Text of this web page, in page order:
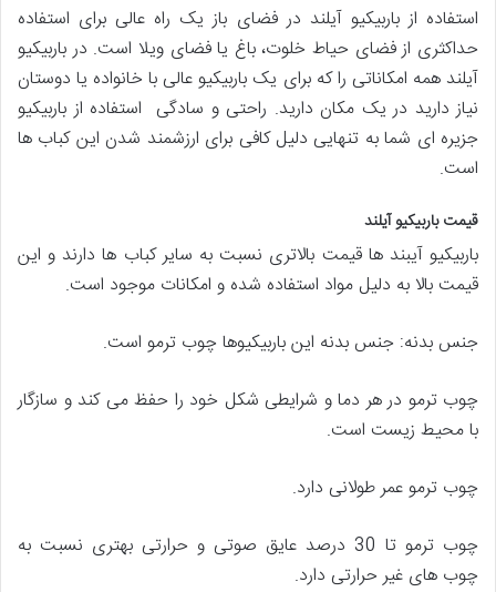
استفاده از باربیکیو آیلند در فضای باز یک راه عالی برای استفاده
حداکثری از فضای حیاط خلوت، باغ یا فضای ویلا است. در باربیکیو
آیلند همه امکاناتی را که برای یک باربیکیو عالی با خانواده یا دوستان
نیاز دارید در یک مکان دارید. راحتی و سادگی استفاده از باربیکیو
جزیره ای شما به تنهایی دلیل کافی برای ارزشمند شدن این کباب ها
است.
قیمت باربیکیو آیلند
باربیکیو آیبند ها قیمت بالاتری نسبت به سایر کباب ها دارند و این
قیمت بالا به دلیل مواد استفاده شده و امکانات موجود است.
جنس بدنه: جنس بدنه این باربیکیوها چوب ترمو است.
چوب ترمو در هر دما و شرایطی شکل خود را حفظ می کند و سازگار
با محیط زیست است.
چوب ترمو عمر طولانی دارد.
چوب ترمو تا 30 درصد عایق صوتی و حرارتی بهتری نسبت به
چوب های غیر حرارتی دارد.